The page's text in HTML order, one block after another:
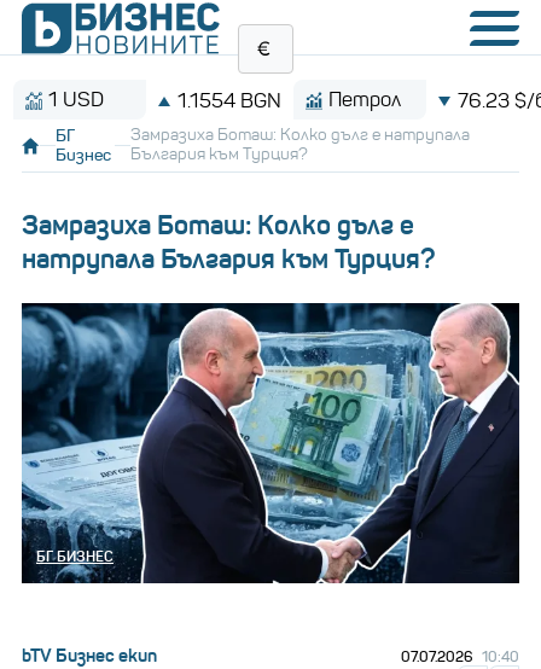
1.1554 BGN Петрол 76.23 $/барел
БГ
Бизнес
Замразиха Боташ: Колко дълг е натрупала
България към Турция?
Замразиха Боташ: Колко дълг е
натрупала България към Турция?
БГ БИЗНЕС
bTV Бизнес екип 07.07.2026 10:40